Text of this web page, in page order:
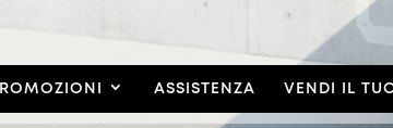
ASSISTENZA VENDI IL